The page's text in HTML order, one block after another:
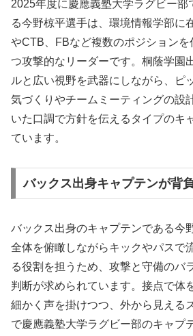
2025年度に慶應義塾大学ラグビー部
る今野椋平選手は、環境情報学部に
やCTB、FBなど複数のポジション
つ攻撃的なリーダーです。桐蔭学園
ルと広い視野を武器にしながら、ピ
気づくりやチームミーティングの設
いた口調で方針を伝えるタイプのキ
ています。
バックス出身キャプテンが背
バックス出身のキャプテンである今
全体を俯瞰しながらキックやパスで
る役割を担うため、攻撃と守備のバ
判断が求められています。接点で体
細かく声を掛けつつ、外から見える
で慶應義塾大学ラグビー部のキャプ